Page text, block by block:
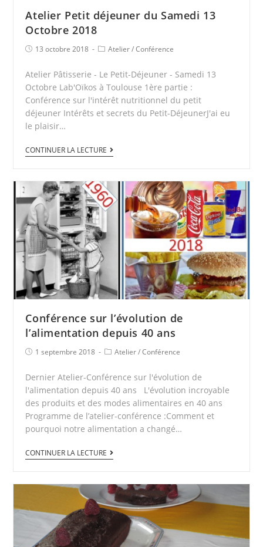
Atelier Petit déjeuner du Samedi 13
Octobre 2018
13 octobre 2018 Atelier / Conférence
Atelier Pâtisserie - Le Petit-Déjeuner - Samedi 13
Octobre Lab'Oïkos à Toulouse 1ère partie :
Conférence sur l'intérêt nutritionnel du petit
déjeuner Intérêts et secrets du Petit-DéjeunerJ'ai eu
le plaisir…
CONTINUER LA LECTURE
Conférence sur l’évolution de
l’alimentation depuis 40 ans
1 septembre 2018 Atelier / Conférence
Dernier Atelier-Conférence sur l'évolution de
l'alimentation depuis 40 ans L'évolution incroyable
des produits et des modes alimentaires en 40 ans
Programme de l’atelier-conférence :Comment et
pourquoi notre alimentation a changé…
CONTINUER LA LECTURE